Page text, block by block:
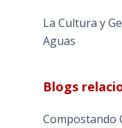
La Cultura y
Aguas
Blogs
Compostando